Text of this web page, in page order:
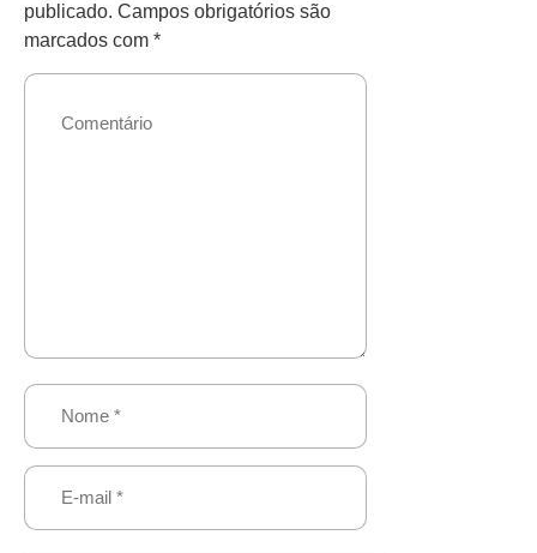
publicado. Campos obrigatórios são
marcados com *